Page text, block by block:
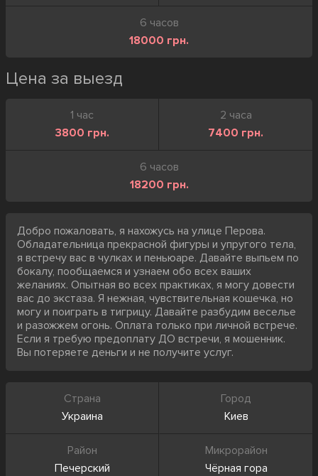
6 часов
18000 грн.
Цена за выезд
1 час
3800 грн.
2 часа
7400 грн.
6 часов
18200 грн.
Добро пожаловать, я нахожусь на улице Перова.
Обладательница прекрасной фигуры и упругого тела,
я встречу вас в чулках и пеньюаре. Давайте выпьем по
бокалу, пообщаемся и узнаем обо всех ваших
желаниях. Опытная во всех практиках, я могу довести
вас до экстаза. Я нежная, чувствительная кошечка, но
могу и поиграть в тигрицу. Давайте разбудим веселье
и разожжем огонь. Оплата только при личной встрече.
Если я требую предоплату ДО встречи, я мошенник.
Вы потеряете деньги и не получите услуг.
Страна
Украина
Город
Киев
Район
Печерский
Микрорайон
Чёрная гора